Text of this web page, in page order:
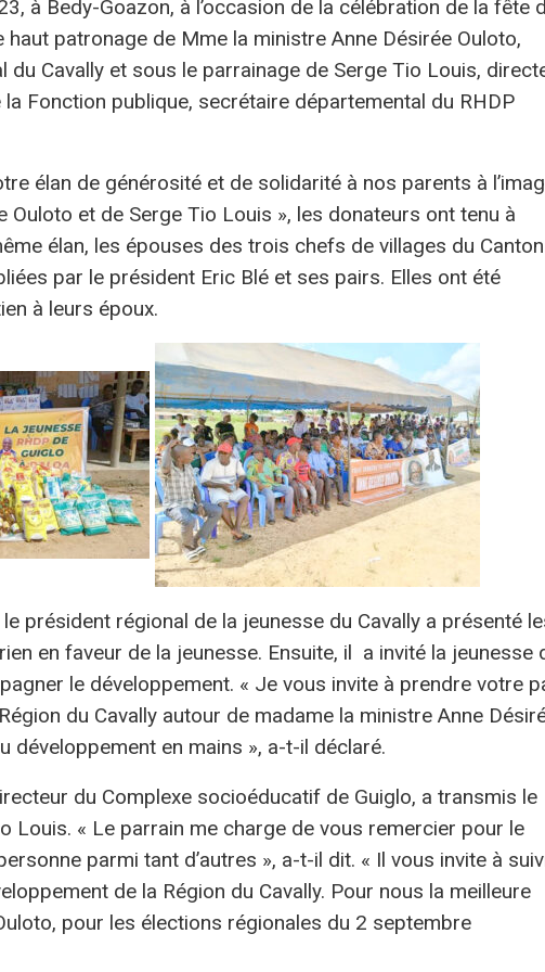
à Bedy-Goazon, à l’occasion de la célébration de la fête
patronage de Mme la ministre Anne Désirée Ouloto,
du Cavally et sous le parrainage de Serge Tio Louis,
Fonction publique, secrétaire départemental du RHDP
élan de générosité et de solidarité à nos parents à
Ouloto et de Serge Tio Louis », les donateurs ont tenu à
élan, les épouses des trois chefs de villages du Canton
par le président Eric Blé et ses pairs. Elles ont été
à leurs époux.
président régional de la jeunesse du Cavally a présenté
en faveur de la jeunesse. Ensuite, il a invité la jeunesse
le développement. « Je vous invite à prendre votre
du Cavally autour de madame la ministre Anne
développement en mains », a-t-il déclaré.
du Complexe socioéducatif de Guiglo, a transmis le
Louis. « Le parrain me charge de vous remercier pour le
parmi tant d’autres », a-t-il dit. « Il vous invite à
de la Région du Cavally. Pour nous la meilleure
pour les élections régionales du 2 septembre